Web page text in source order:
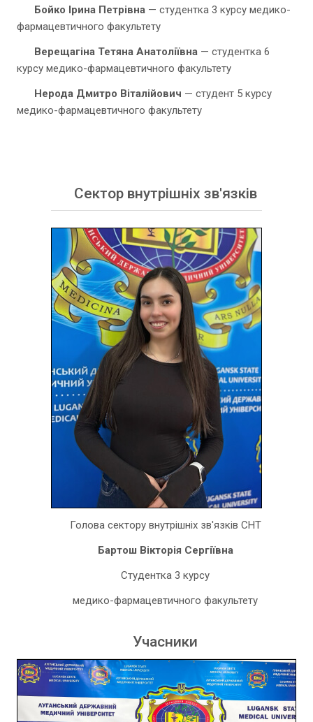
Бойко Ірина Петрівна — студентка 3 курсу медико-
фармацевтичного факультету
Верещагіна Тетяна Анатоліївна — студентка 6
курсу медико-фармацевтичного факультету
Нерода Дмитро Віталійович — студент 5 курсу
медико-фармацевтичного факультету
Сектор внутрішніх зв'язків
Голова сектору внутрішніх зв'язків СНТ
Бартош Вікторія Сергіївна
Студентка 3 курсу
медико-фармацевтичного факультету
Учасники